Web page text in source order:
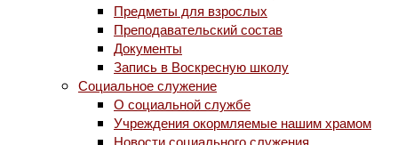
Предметы для взрослых
Преподавательский состав
Документы
Запись в Воскресную школу
Социальное служение
О социальной службе
Учреждения окормляемые нашим храмом
Новости социального служения